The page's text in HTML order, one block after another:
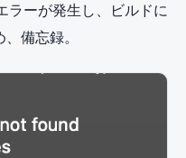
ーが発生し、ビルドに
備忘録。